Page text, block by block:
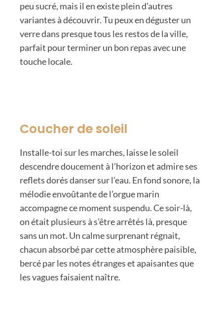
peu sucré, mais il en existe plein d’autres
variantes à découvrir. Tu peux en déguster un
verre dans presque tous les restos de la ville,
parfait pour terminer un bon repas avec une
touche locale.
Coucher de soleil
Installe-toi sur les marches, laisse le soleil
descendre doucement à l’horizon et admire ses
reflets dorés danser sur l’eau. En fond sonore, la
mélodie envoûtante de l’orgue marin
accompagne ce moment suspendu. Ce soir-là,
on était plusieurs à s’être arrêtés là, presque
sans un mot. Un calme surprenant régnait,
chacun absorbé par cette atmosphère paisible,
bercé par les notes étranges et apaisantes que
les vagues faisaient naître.